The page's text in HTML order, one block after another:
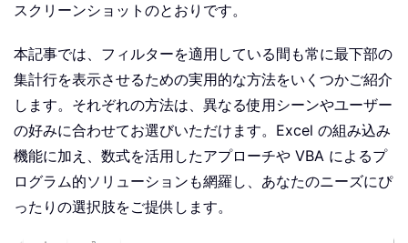
スクリーンショットのとおりです。
本記事では、フィルターを適用している間も常に最下部の
集計行を表示させるための実用的な方法をいくつかご紹介
します。それぞれの方法は、異なる使用シーンやユーザー
の好みに合わせてお選びいただけます。Excel の組み込み
機能に加え、数式を活用したアプローチや VBA によるプ
ログラム的ソリューションも網羅し、あなたのニーズにぴ
ったりの選択肢をご提供します。